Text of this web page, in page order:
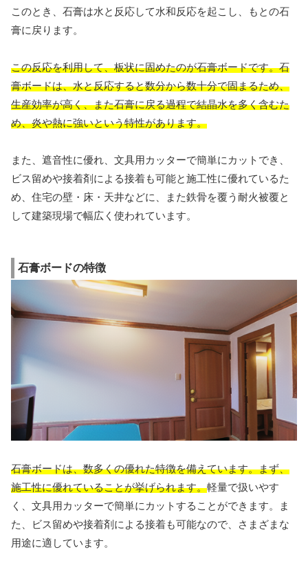
このとき、石膏は水と反応して水和反応を起こし、もとの石
膏に戻ります。
この反応を利用して、板状に固めたのが石膏ボードです。石
膏ボードは、水と反応すると数分から数十分で固まるため、
生産効率が高く、また石膏に戻る過程で結晶水を多く含むた
め、炎や熱に強いという特性があります。
また、遮音性に優れ、文具用カッターで簡単にカットでき、
ビス留めや接着剤による接着も可能と施工性に優れているた
め、住宅の壁・床・天井などに、また鉄骨を覆う耐火被覆と
して建築現場で幅広く使われています。
石膏ボードの特徴
石膏ボードは、数多くの優れた特徴を備えています。まず、
施工性に優れていることが挙げられます。軽量で扱いやす
く、文具用カッターで簡単にカットすることができます。ま
た、ビス留めや接着剤による接着も可能なので、さまざまな
用途に適しています。